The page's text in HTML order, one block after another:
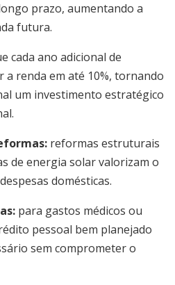
prazo, aumentando a
futura.
cada ano adicional de
a renda em até 10%, tornando
um investimento estratégico
reformas estruturais
de energia solar valorizam o
domésticas.
para gastos médicos ou
pessoal bem planejado
sem comprometer o